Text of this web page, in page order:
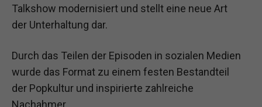
Talkshow modernisiert und stellt eine neue Art
der Unterhaltung dar.
Durch das Teilen der Episoden in sozialen Medien
wurde das Format zu einem festen Bestandteil
der Popkultur und inspirierte zahlreiche
Nachahmer.